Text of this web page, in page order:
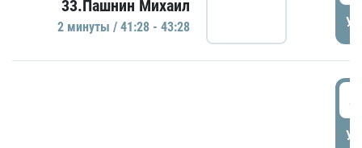
33.Пашнин Михаил
2 минуты / 41:28 - 43:28